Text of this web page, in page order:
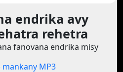
endrika avy
rehetra
fanovana endrika misy
mankany MP3